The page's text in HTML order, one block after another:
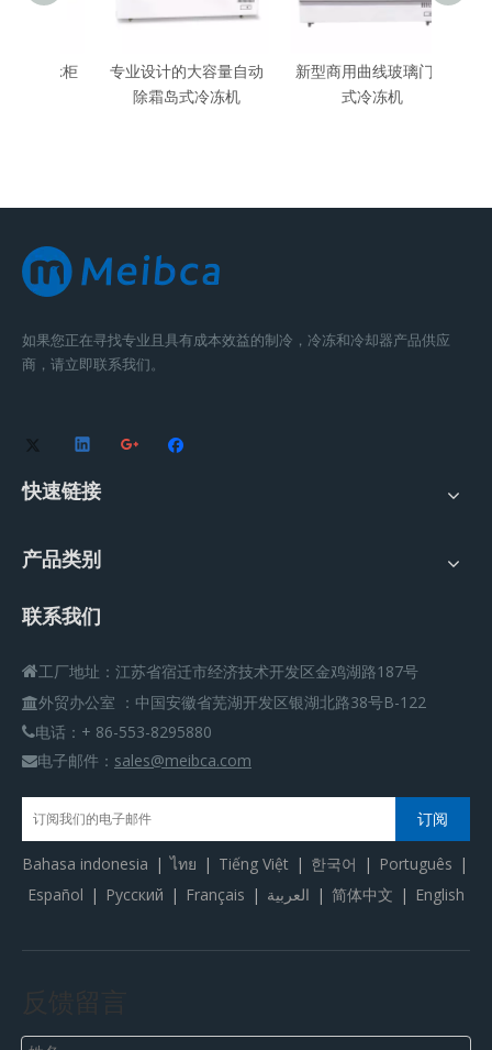
专业设计的大容量自动
除霜岛式冷冻机
新型商用曲线玻璃门岛
式冷冻机
如果您正在寻找专业且具有成本效益的制冷，冷冻和冷却器产品供应
商，请立即联系我们。
快速链接
产品类别
联系我们
工厂地址：江苏省宿迁市经济技术开发区金鸡湖路187号
外贸办公室 ： 中国安徽省芜湖开发区银湖北路38号B-122
电话：+ 86-553-8295880
电子邮件： sales@meibca.com
订阅
Bahasa indonesia | ไทย | Tiếng Việt | 한국어 | Português |
Español | Pусский | Français | العربية | 简体中文 | English